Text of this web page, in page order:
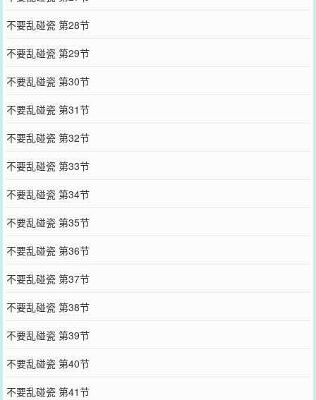
不要乱碰瓷 第28节
不要乱碰瓷 第29节
不要乱碰瓷 第30节
不要乱碰瓷 第31节
不要乱碰瓷 第32节
不要乱碰瓷 第33节
不要乱碰瓷 第34节
不要乱碰瓷 第35节
不要乱碰瓷 第36节
不要乱碰瓷 第37节
不要乱碰瓷 第38节
不要乱碰瓷 第39节
不要乱碰瓷 第40节
不要乱碰瓷 第41节